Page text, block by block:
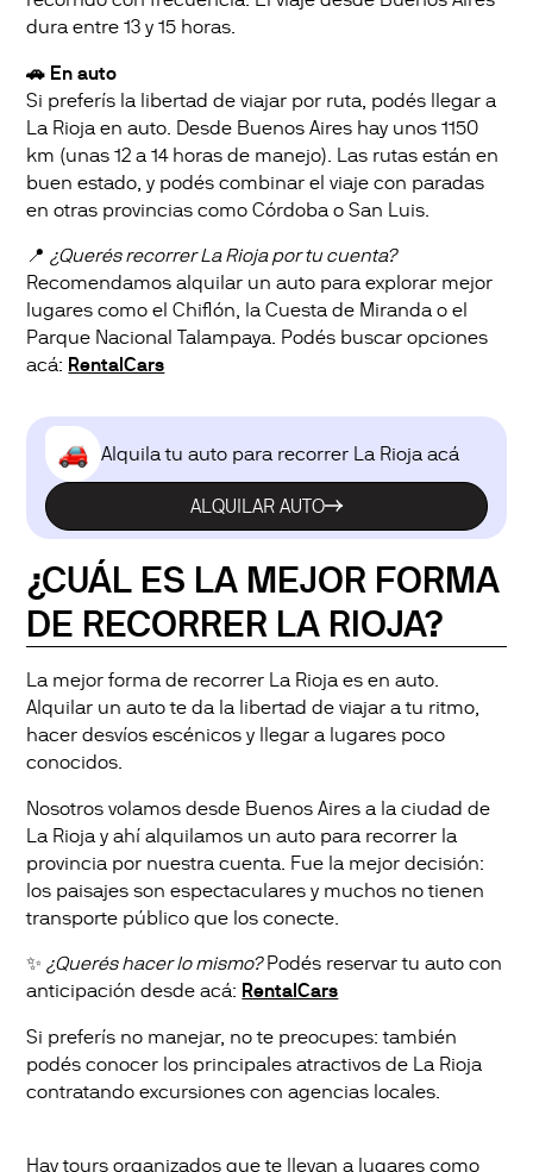
dura entre 13 y 15 horas.
🚗 En auto
Si preferís la libertad de viajar por ruta, podés llegar a
La Rioja en auto. Desde Buenos Aires hay unos 1150
km (unas 12 a 14 horas de manejo). Las rutas están en
buen estado, y podés combinar el viaje con paradas
en otras provincias como Córdoba o San Luis.
📍¿Querés recorrer La Rioja por tu cuenta?
Recomendamos alquilar un auto para explorar mejor
lugares como el Chiflón, la Cuesta de Miranda o el
Parque Nacional Talampaya. Podés buscar opciones
acá: RentalCars
Alquila tu auto para recorrer La Rioja acá
ALQUILAR AUTO
¿CUÁL ES LA MEJOR FORMA
DE RECORRER LA RIOJA?
La mejor forma de recorrer La Rioja es en auto.
Alquilar un auto te da la libertad de viajar a tu ritmo,
hacer desvíos escénicos y llegar a lugares poco
conocidos.
Nosotros volamos desde Buenos Aires a la ciudad de
La Rioja y ahí alquilamos un auto para recorrer la
provincia por nuestra cuenta. Fue la mejor decisión:
los paisajes son espectaculares y muchos no tienen
transporte público que los conecte.
✨¿Querés hacer lo mismo?Podés reservar tu auto con
anticipación desde acá: RentalCars
Si preferís no manejar, no te preocupes: también
podés conocer los principales atractivos de La Rioja
contratando excursiones con agencias locales.
Hay tours organizados que te llevan a lugares como